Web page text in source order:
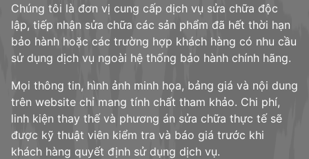
Chúng tôi là đơn vị cung cấp dịch vụ sửa chữa độc
lập, tiếp nhận sửa chữa các sản phẩm đã hết thời hạn
bảo hành hoặc các trường hợp khách hàng có nhu cầu
sử dụng dịch vụ ngoài hệ thống bảo hành chính hãng.
Mọi thông tin, hình ảnh minh họa, bảng giá và nội dung
trên website chỉ mang tính chất tham khảo. Chi phí,
linh kiện thay thế và phương án sửa chữa thực tế sẽ
được kỹ thuật viên kiểm tra và báo giá trước khi
khách hàng quyết định sử dụng dịch vụ.